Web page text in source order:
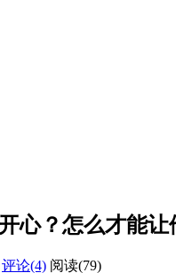
心？怎么才能让
评论(4) 阅读(79)